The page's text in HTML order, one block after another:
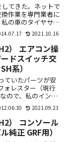
てきた。ネットで
作業を専門業者に
の車のタイヤサイ
楽天のなかで、国
やつを注文。2021.10.16
） エアコン操
ドスイッチ交
系）
ていたパーツが安
ォレスター（現行
ので、私のインプ
2021.09.23
） コンソール
純正 GRF用）